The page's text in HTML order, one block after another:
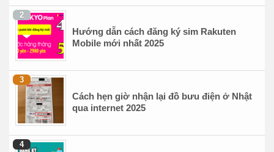
Hướng dẫn cách đăng ký sim Rakuten
Mobile mới nhất 2025
Cách hẹn giờ nhận lại đồ bưu điện ở Nhật
qua internet 2025